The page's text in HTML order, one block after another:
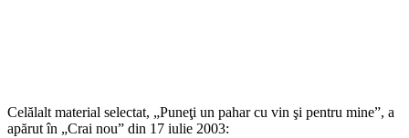
Celălalt material selectat, „Puneţi un pahar cu vin şi pentru mine”, a
apărut în „Crai nou” din 17 iulie 2003: